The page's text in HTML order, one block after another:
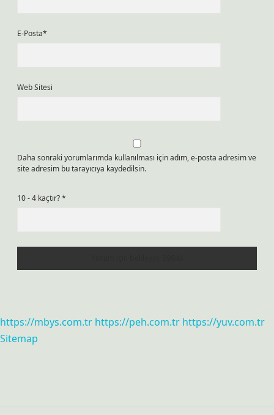
E-Posta*
Web Sitesi
Daha sonraki yorumlarımda kullanılması için adım, e-posta adresim ve
site adresim bu tarayıcıya kaydedilsin.
10 - 4 kaçtır?*
https://mbys.com.tr https://peh.com.tr https://yuv.com.tr
Sitemap